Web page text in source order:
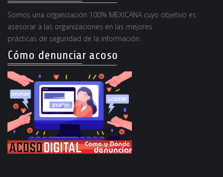
Somos una organización 100% MEXICANA cuyo objetivo es
asesorar a las organizaciones en las mejores
prácticas de seguridad de la información.
Cómo denunciar acoso